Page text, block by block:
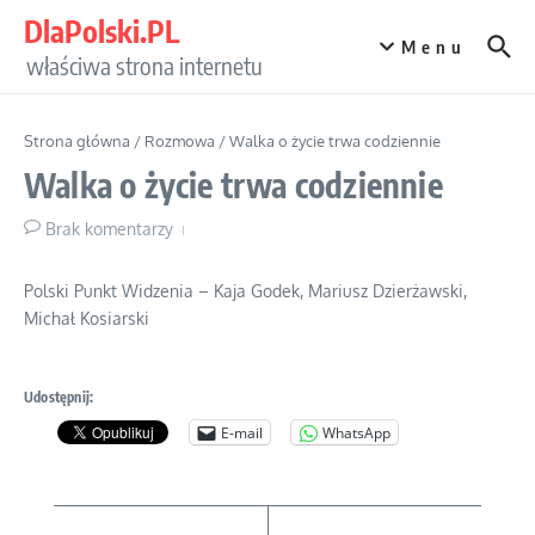
DlaPolski.PL
właściwa strona internetu
Menu
Strona główna / Rozmowa /Walka o życie trwa codziennie
Walka o życie trwa codziennie
Brak komentarzy
Polski Punkt Widzenia – Kaja Godek, Mariusz Dzierżawski,
Michał Kosiarski
Udostępnij:
E-mail WhatsApp